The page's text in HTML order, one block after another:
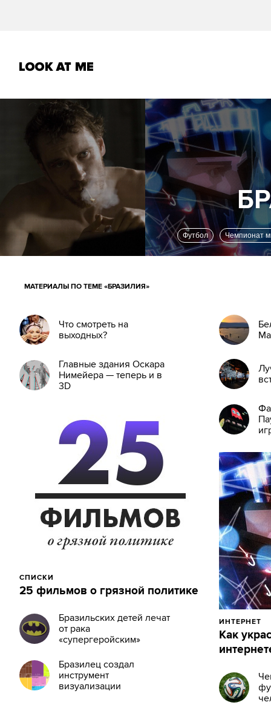
Футбол Чемпионат
МАТЕРИАЛЫ ПО ТЕМЕ «БРАЗИЛИЯ»
Что смотреть на
выходных?
Главные здания Оскара
Нимейера — теперь и в
3D
СПИСКИ
25 фильмов о грязной политике
Бразильских детей лечат
от рака
«супергеройским»
Бразилец создал
инструмент
визуализации
ИНТЕРНЕТ
Как